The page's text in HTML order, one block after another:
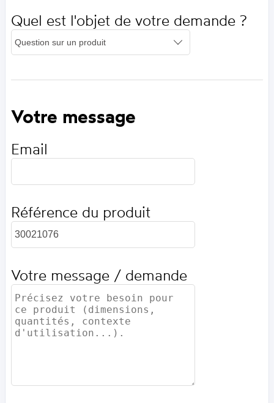
Quel est l'objet de votre demande ?
Votre message
Email
Référence du produit
Votre message / demande